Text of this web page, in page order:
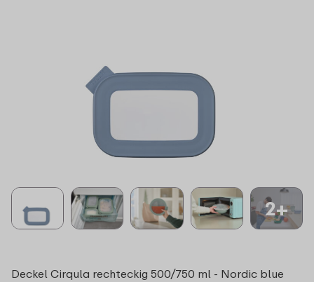
2+
Deckel Cirqula rechteckig 500/750 ml - Nordic blue